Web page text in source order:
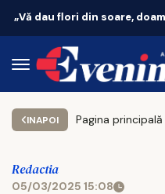
Vacanțe 2026:
INAPOI Pagina principală
Redactia
05/03/2025 15:08